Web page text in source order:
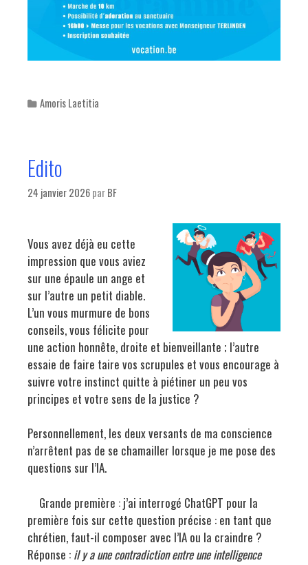
Categories
Amoris Laetitia
Edito
24 janvier 2026parBF
Vous avez déjà eu cette
impression que vous aviez
sur une épaule un ange et
sur l’autre un petit diable.
L’un vous murmure de bons
conseils, vous félicite pour
une action honnête, droite et bienveillante ; l’autre
essaie de faire taire vos scrupules et vous encourage à
suivre votre instinct quitte à piétiner un peu vos
principes et votre sens de la justice ?
Personnellement, les deux versants de ma conscience
n’arrêtent pas de se chamailler lorsque je me pose des
questions sur l’IA.
Grande première : j’ai interrogé ChatGPT pour la
première fois sur cette question précise : en tant que
chrétien, faut-il composer avec l’IA ou la craindre ?
Réponse : il y a une contradiction entreune intelligence